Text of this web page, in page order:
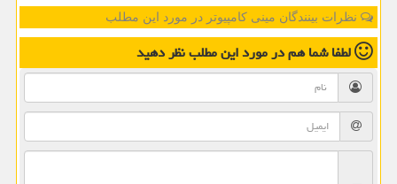
نظرات بینندگان مینی کامپیوتر در مورد این مطلب
لطفا شما همدر مورد این مطلبنظر دهید